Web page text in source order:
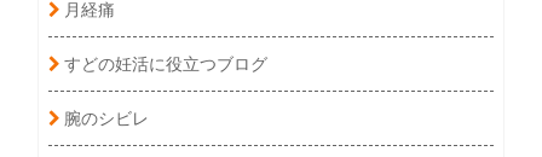
月経痛
すどの妊活に役立つブログ
腕のシビレ